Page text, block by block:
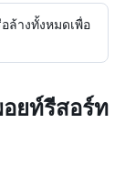
ล้างทั้งหมดเพื่อ
ยท์รีสอร์ท